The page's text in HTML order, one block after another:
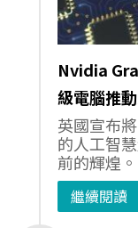
Nvidia
級電腦推
英國宣布
的人工智
前的輝煌。
繼續閱讀